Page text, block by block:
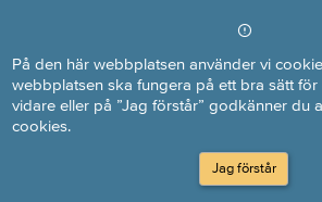
På den här webbplatsen använder vi
webbplatsen ska fungera på ett bra sätt
vidare eller på ”Jag förstår” godkänner du
cookies.
Jag förstår